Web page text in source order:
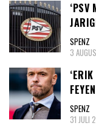
‘PSV
SPENZ
3
SPENZ
31 JULI